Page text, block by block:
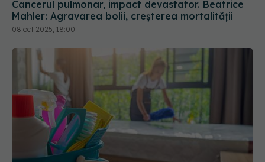
Curățenia zilnică poate declanșa astm. Cât de
periculoase sunt produsele de uz casnic